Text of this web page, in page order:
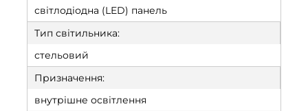
світлодіодна (LED) панель
Тип світильника:
стельовий
Призначення:
внутрішне освітлення